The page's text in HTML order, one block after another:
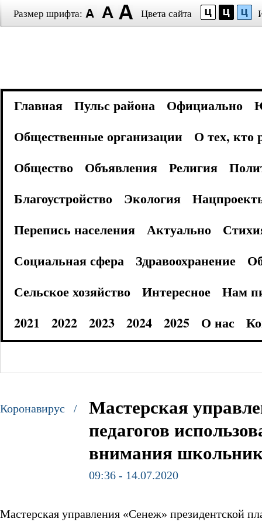
Размер шрифта: Цвета сайта
Главная Пульс района Официально
Общественные организации
О тех, кто
Общество
Объявления Религия
Благоустройство
Экология
Перепись населения
Актуально
Социальная сфера
Здравоохранение
Сельское хозяйство
Интересное
Нам
2021
2022 2023 2024 2025 О нас
Коронавирус /
Мастерская
педагогов
внимания
09:36 - 14.07.2020
Мастерская управления «Сенеж» президентской